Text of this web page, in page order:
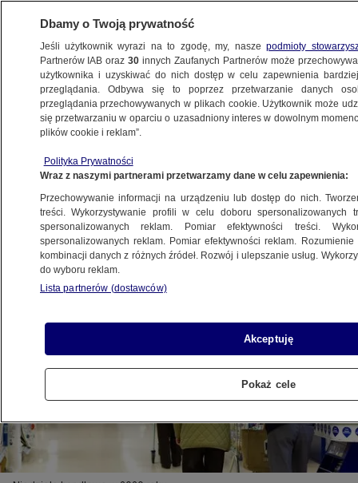
BIZNES
Z KRAJU
w najbliższych dniach?
2.05.2019, 15:56
Udostępnij
Dbamy o Twoją prywatność
Jeśli użytkownik wyrazi na to zgodę, my, naszepodmioty
Partnerów IAB oraz30 innych Zaufanych Partnerów może
użytkownika i uzyskiwać do nich dostęp w celu zapewnienia
przeglądania. Odbywa się to poprzez przetwarzanie danych
przeglądania przechowywanych w plikach cookie. Użytkownik może
się przetwarzaniu w oparciu o uzasadniony interes w dowolnym
plików cookie i reklam”.
Polityka Prywatności
Wraz z naszymi partnerami przetwarzamy dane w celu zapewnienia:
Przechowywanie informacji na urządzeniu lub dostęp do nich.
treści. Wykorzystywanie profili w celu doboru spersonalizowanych
spersonalizowanych reklam. Pomiar efektywności treści.
spersonalizowanych reklam. Pomiar efektywności reklam.
kombinacji danych z różnych źródeł. Rozwój i ulepszanie usług.
do wyboru reklam.
Lista partnerów (dostawców)
Akceptuję
Pokaż cele